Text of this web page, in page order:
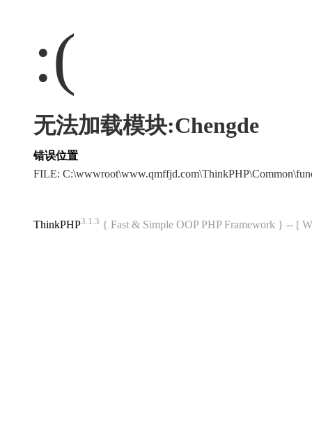
:(
无法加载模块:Chengde
错误位置
FILE:
ThinkPHP3.1.3 { Fast & Simple OOP PHP Framework } -- [